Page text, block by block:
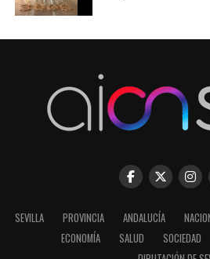
SEVILLA PROVINCIA ANDALUCÍA
ECONOMÍA
SALUD SOCIEDAD